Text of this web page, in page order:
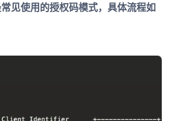
见使用的授权码模式，具体流程如